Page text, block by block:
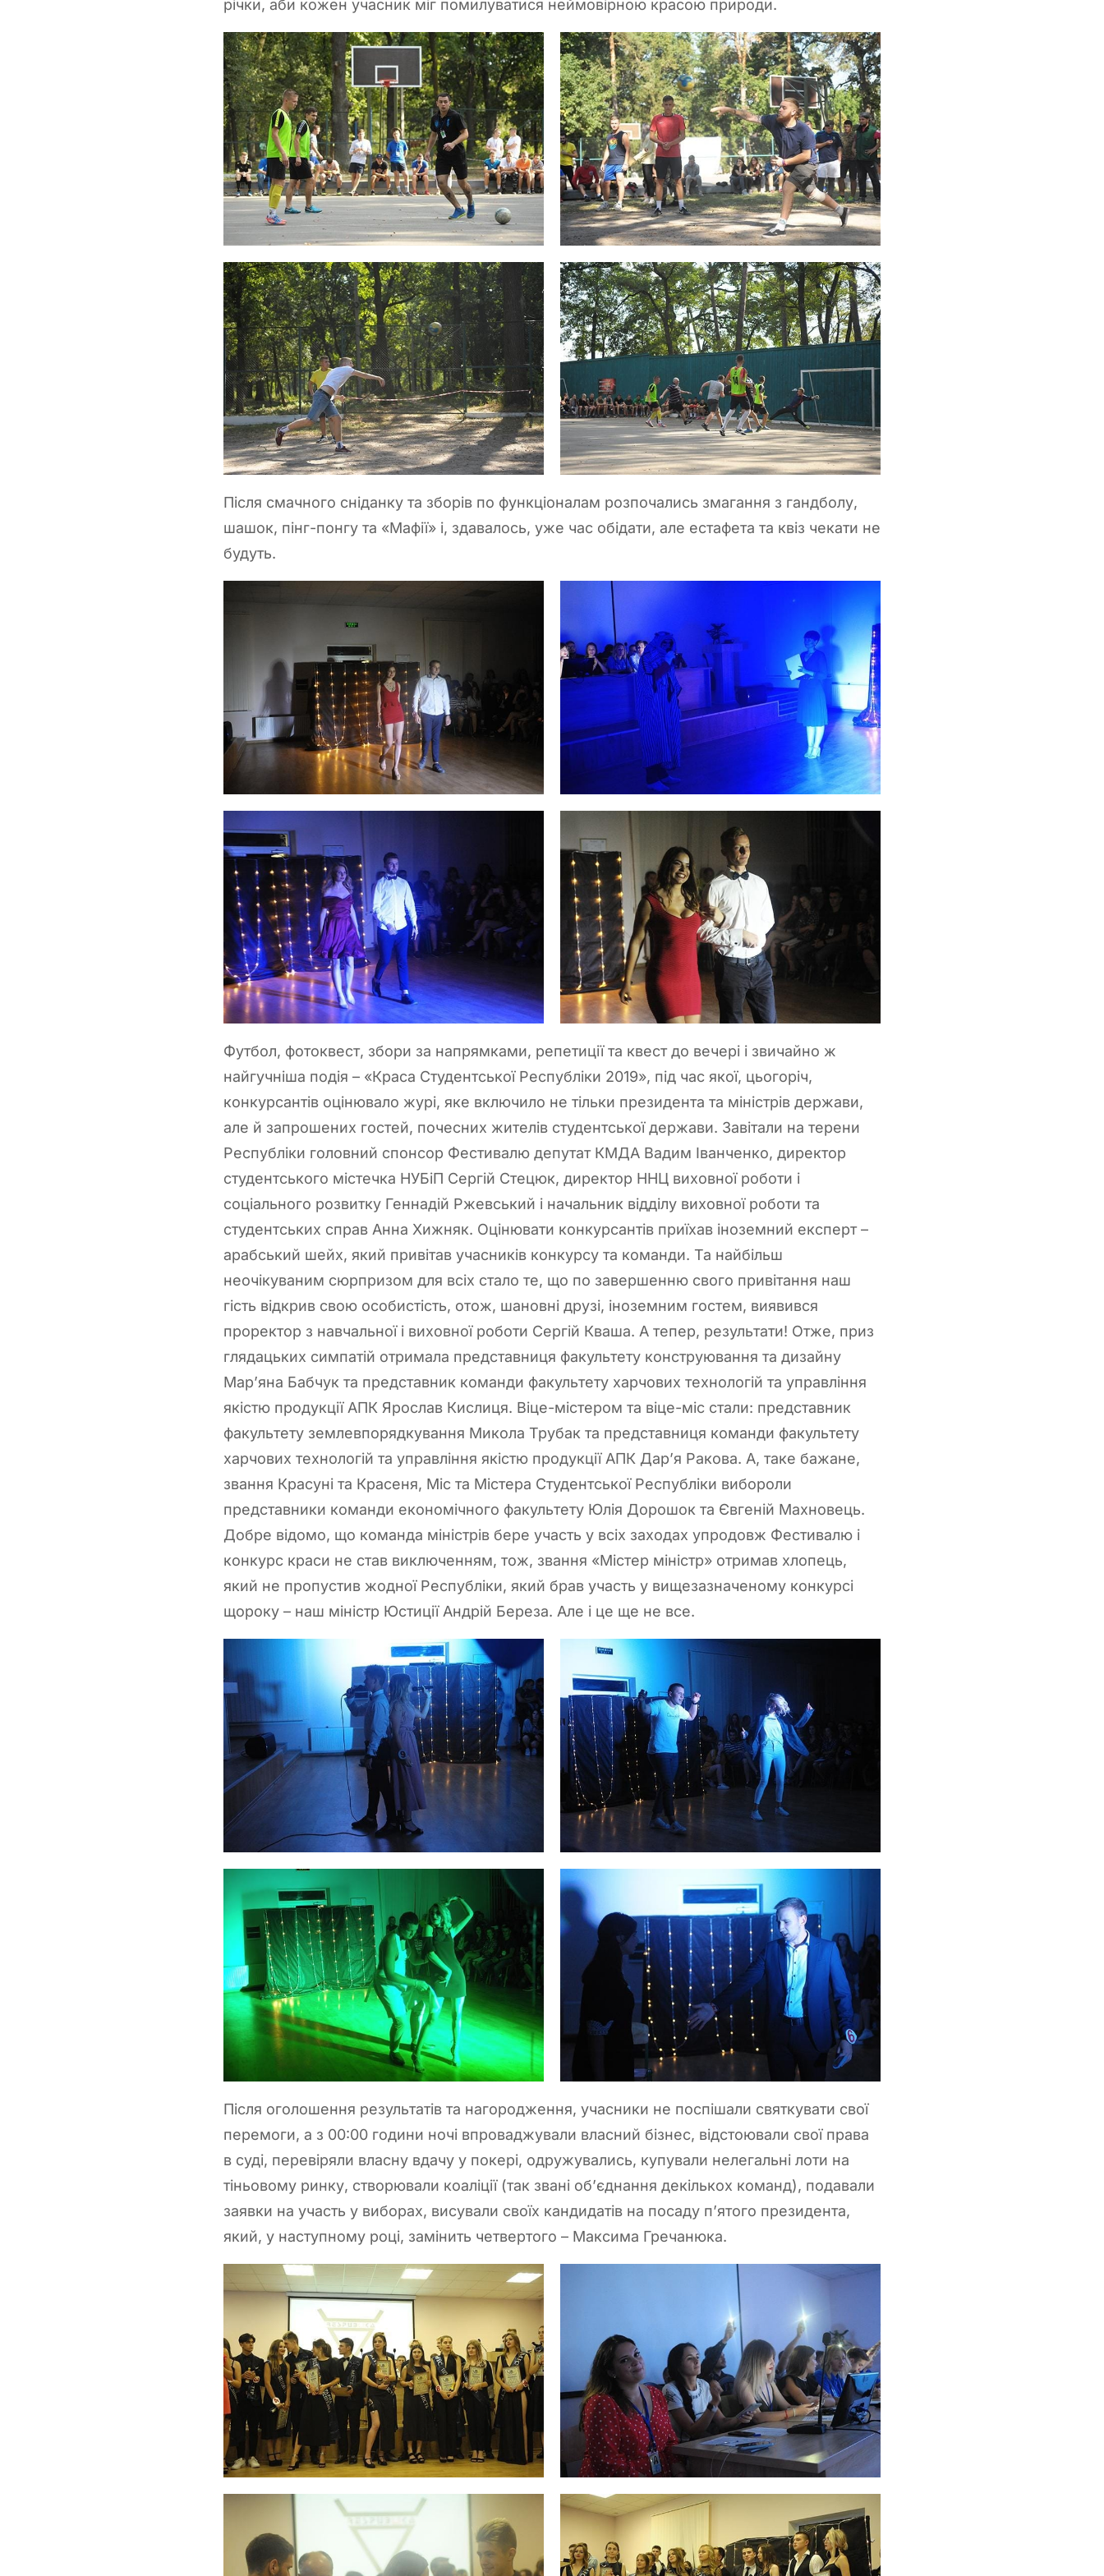
річки, аби кожен учасник міг помилуватися неймовірною красою природи.
Після смачного сніданку та зборів по функціоналам розпочались змагання з гандболу,
шашок, пінг-понгу та «Мафії» і, здавалось, уже час обідати, але естафета та квіз чекати не
будуть.
Футбол, фотоквест, збори за напрямками, репетиції та квест до вечері і звичайно ж
найгучніша подія – «Краса Студентської Республіки 2019», під час якої, цьогоріч,
конкурсантів оцінювало журі, яке включило не тільки президента та міністрів держави,
але й запрошених гостей, почесних жителів студентської держави. Завітали на терени
Республіки головний спонсор Фестивалю депутат КМДА Вадим Іванченко, директор
студентського містечка НУБіП Сергій Стецюк, директор ННЦ виховної роботи і
соціального розвитку Геннадій Ржевський і начальник відділу виховної роботи та
студентських справ Анна Хижняк. Оцінювати конкурсантів приїхав іноземний експерт –
арабський шейх, який привітав учасників конкурсу та команди. Та найбільш
неочікуваним сюрпризом для всіх стало те, що по завершенню свого привітання наш
гість відкрив свою особистість, отож, шановні друзі, іноземним гостем, виявився
проректор з навчальної і виховної роботи Сергій Кваша. А тепер, результати! Отже, приз
глядацьких симпатій отримала представниця факультету конструювання та дизайну
Мар’яна Бабчук та представник команди факультету харчових технологій та управління
якістю продукції АПК Ярослав Кислиця. Віце-містером та віце-міс стали: представник
факультету землевпорядкування Микола Трубак та представниця команди факультету
харчових технологій та управління якістю продукції АПК Дар’я Ракова. А, таке бажане,
звання Красуні та Красеня, Міс та Містера Студентської Республіки вибороли
представники команди економічного факультету Юлія Дорошок та Євгеній Махновець.
Добре відомо, що команда міністрів бере участь у всіх заходах упродовж Фестивалю і
конкурс краси не став виключенням, тож, звання «Містер міністр» отримав хлопець,
який не пропустив жодної Республіки, який брав участь у вищезазначеному конкурсі
щороку – наш міністр Юстиції Андрій Береза. Але і це ще не все.
Після оголошення результатів та нагородження, учасники не поспішали святкувати свої
перемоги, а з 00:00 години ночі впроваджували власний бізнес, відстоювали свої права
в суді, перевіряли власну вдачу у покері, одружувались, купували нелегальні лоти на
тіньовому ринку, створювали коаліції (так звані об’єднання декількох команд), подавали
заявки на участь у виборах, висували своїх кандидатів на посаду п’ятого президента,
який, у наступному році, замінить четвертого – Максима Гречанюка.